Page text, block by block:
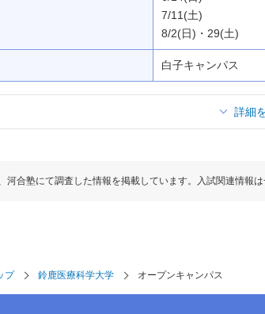
7/11(土)
8/2(日)・29(土)
白子キャンパス
詳細
河合塾にて調査した情報を掲載しています。入試関連情報
プ 鈴鹿医療科学大学 オープンキャンパス